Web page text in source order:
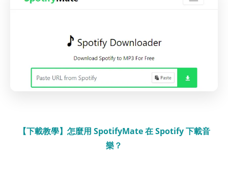
【下載教學】怎麼用 SpotifyMate 在 Spotify 下載音
樂？